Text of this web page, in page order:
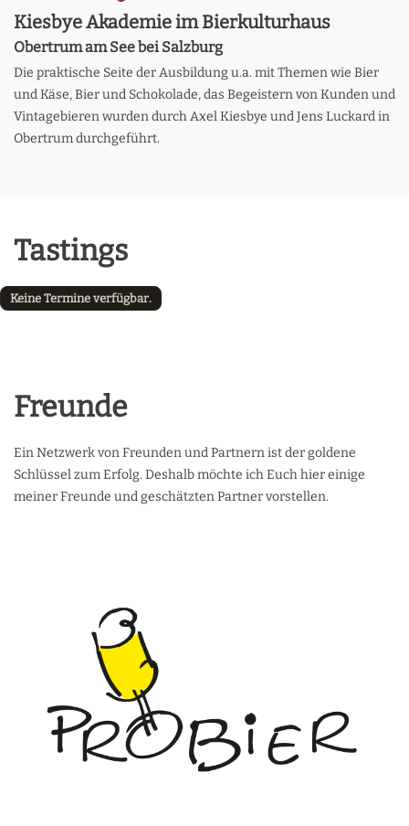
Kiesbye Akademie im Bierkulturhaus
Obertrum am See bei Salzburg
Die praktische Seite der Ausbildung u.a. mit Themen wie Bier
und Käse, Bier und Schokolade, das Begeistern von Kunden und
Vintagebieren wurden durch Axel Kiesbye und Jens Luckard in
Obertrum durchgeführt.
Tastings
Keine Termine verfügbar.
Freunde
Ein Netzwerk von Freunden und Partnern ist der goldene
Schlüssel zum Erfolg. Deshalb möchte ich Euch hier einige
meiner Freunde und geschätzten Partner vorstellen.